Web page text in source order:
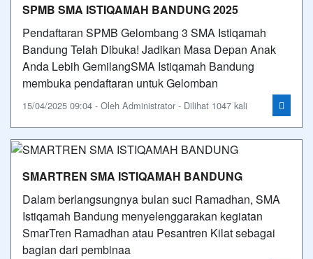
SPMB SMA ISTIQAMAH BANDUNG 2025
Pendaftaran SPMB Gelombang 3 SMA Istiqamah
Bandung Telah Dibuka! Jadikan Masa Depan Anak
Anda Lebih GemilangSMA Istiqamah Bandung
membuka pendaftaran untuk Gelomban
15/04/2025 09:04 - Oleh Administrator - Dilihat 1047 kali
SMARTREN SMA ISTIQAMAH BANDUNG
Dalam berlangsungnya bulan suci Ramadhan, SMA
Istiqamah Bandung menyelenggarakan kegiatan
SmarTren Ramadhan atau Pesantren Kilat sebagai
bagian dari pembinaa